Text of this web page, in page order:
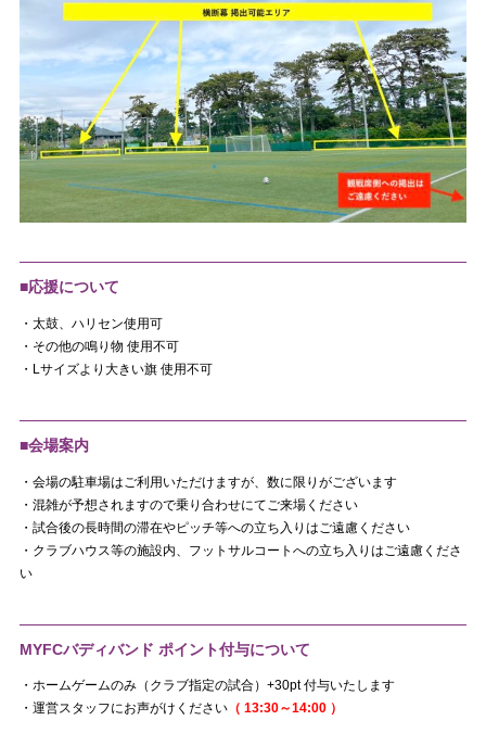
■応援について
・太鼓、ハリセン使用可
・その他の鳴り物 使用不可
・Lサイズより大きい旗 使用不可
■会場案内
・会場の駐車場はご利用いただけますが、数に限りがございます
・混雑が予想されますので乗り合わせにてご来場ください
・試合後の長時間の滞在やピッチ等への立ち入りはご遠慮ください
・クラブハウス等の施設内、フットサルコートへの立ち入りはご遠慮くださ
い
MYFCバディバンド ポイント付与について
・ホームゲームのみ（クラブ指定の試合）+30pt 付与いたします
・運営スタッフにお声がけください （ 13:30～14:00 ）